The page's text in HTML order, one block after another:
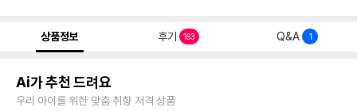
상품정보 후기 163 Q&A 1
Ai가 추천 드려요
우리 아이를 위한 맞춤 취향 저격 상품